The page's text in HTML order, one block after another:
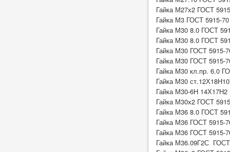
Гайка М27х2 ГОСТ
Гайка М3 ГОСТ 5915-
Гайка М30 8.0 ГОСТ
Гайка М30 8.0 ГОСТ
Гайка М30 ГОСТ 5915-
Гайка М30 ГОСТ 5915-
Гайка М30 кл.пр. 6.0
Гайка М30
Гайка М30-6Н
Гайка М30х2 ГОСТ
Гайка М36 8.0 ГОСТ
Гайка М36 ГОСТ 5915-
Гайка М36 ГОСТ 5915-
Гайка М36.09Г2С